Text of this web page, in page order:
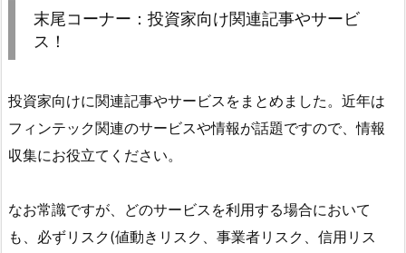
末尾コーナー：投資家向け関連記事やサービ
ス！
投資家向けに関連記事やサービスをまとめました。近年は
フィンテック関連のサービスや情報が話題ですので、情報
収集にお役立てください。
なお常識ですが、どのサービスを利用する場合において
も、必ずリスク(値動きリスク、事業者リスク、信用リス